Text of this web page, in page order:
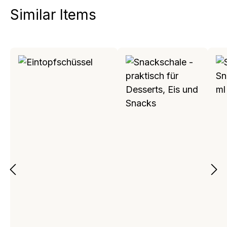
Produktgalerie überspringen
Similar Items